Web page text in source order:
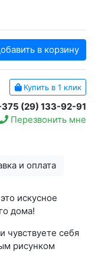
в корзину
Купить в 1 клик
(29) 133-92-91
Перезвонить мне
и оплата
искусное
дома!
чувствуете себя
рисунком